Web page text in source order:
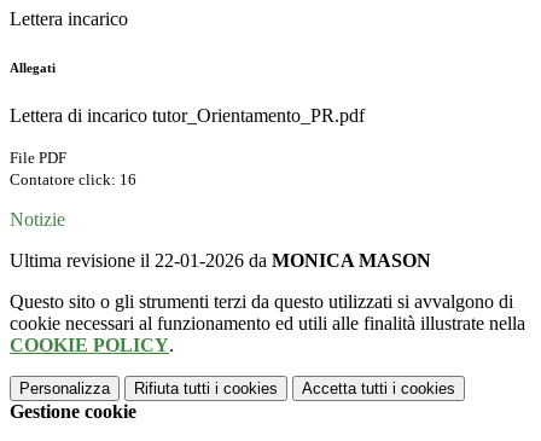
Lettera incarico
Allegati
Lettera di incarico tutor_Orientamento_PR.pdf
File PDF
Contatore click: 16
Notizie
Ultima revisione il 22-01-2026 da MONICA MASON
Questo sito o gli strumenti terzi da questo utilizzati si avvalgono di
cookie necessari al funzionamento ed utili alle finalità illustrate nella
COOKIE POLICY.
Personalizza Rifiuta tutti i cookies Accetta tutti i cookies
Gestione cookie